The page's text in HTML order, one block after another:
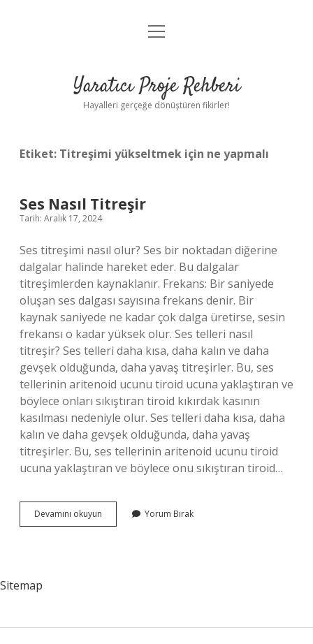
Anasayfa
Yasal Uyarı
menüyü
Yaratıcı Proje Rehberi
Hayalleri gerçeğe dönüştüren fikirler!
Etiket: Titreşimi yükseltmek için ne yapmalı
Ses Nasıl Titreşir
Tarih: Aralık 17, 2024
Ses titreşimi nasıl olur? Ses bir noktadan diğerine
dalgalar halinde hareket eder. Bu dalgalar
titreşimlerden kaynaklanır. Frekans: Bir saniyede
oluşan ses dalgası sayısına frekans denir. Bir
kaynak saniyede ne kadar çok dalga üretirse, sesin
frekansı o kadar yüksek olur. Ses telleri nasıl
titreşir? Ses telleri daha kısa, daha kalın ve daha
gevşek olduğunda, daha yavaş titreşirler. Bu, ses
tellerinin aritenoid ucunu tiroid ucuna yaklaştıran ve
böylece onları sıkıştıran tiroid kıkırdak kasının
kasılması nedeniyle olur. Ses telleri daha kısa, daha
kalın ve daha gevşek olduğunda, daha yavaş
titreşirler. Bu, ses tellerinin aritenoid ucunu tiroid
ucuna yaklaştıran ve böylece onu sıkıştıran tiroid…
Devamını okuyun
Nasıl
Yorum Bırak
Sitemap